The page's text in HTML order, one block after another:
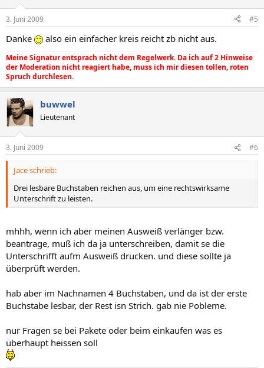
3. Juni 2009 #5
Danke also ein einfacher kreis reicht zb nicht aus.
Meine Signatur entsprach nicht dem Regelwerk. Da ich auf 2 Hinweise
der Moderation nicht reagiert habe, muss ich mir diesen tollen, roten
Spruch durchlesen.
buwwel
Lieutenant
3. Juni 2009 #6
Jace schrieb:
Drei lesbare Buchstaben reichen aus, um eine rechtswirksame
Unterschrift zu leisten.
mhhh, wenn ich aber meinen Ausweiß verlänger bzw.
beantrage, muß ich da ja unterschreiben, damit se die
Unterschrifft aufm Ausweiß drucken. und diese sollte ja
überprüft werden.
hab aber im Nachnamen 4 Buchstaben, und da ist der erste
Buchstabe lesbar, der Rest isn Strich. gab nie Pobleme.
nur Fragen se bei Pakete oder beim einkaufen was es
überhaupt heissen soll